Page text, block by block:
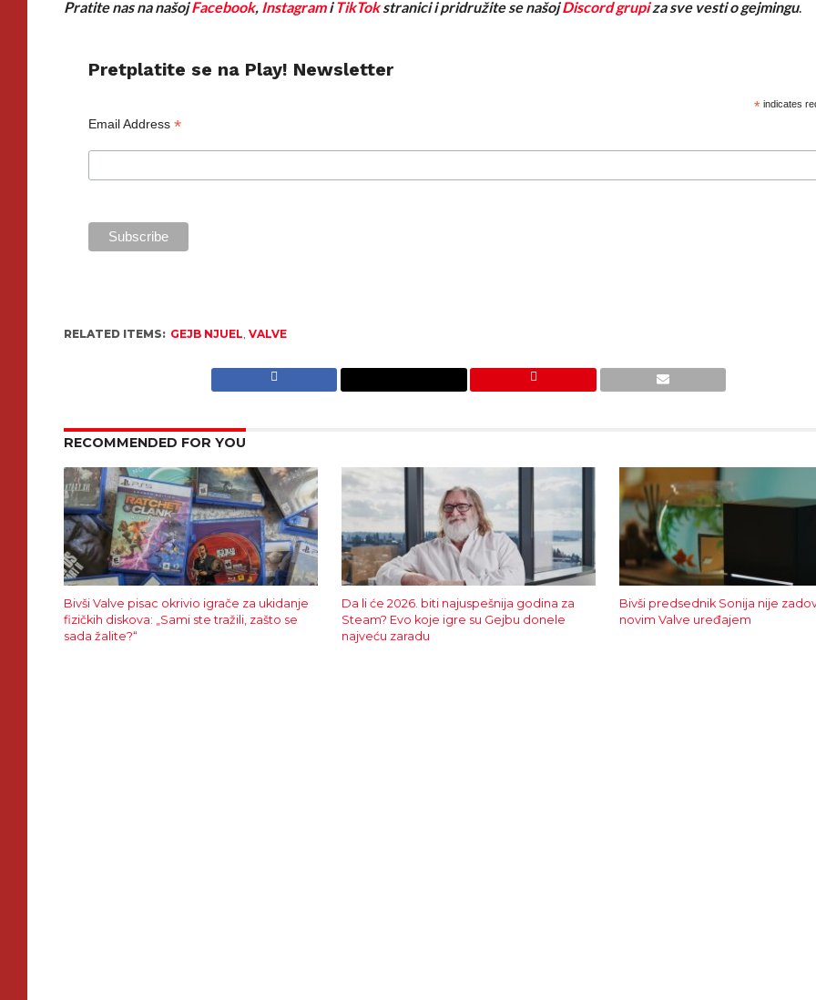
Pratite nas na našojFacebook, InstagramiTikTokstranici i pridružite se našojDiscord grupiza sve vesti o gejmingu.
Pretplatite se na Play! Newsletter
* indicates
Email Address*
RELATED ITEMS: GEJB NJUEL,VALVE
RECOMMENDED FOR YOU
Bivši Valve pisac okrivio igrače za ukidanje
fizičkih diskova: „Sami ste tražili, zašto se
sada žalite?“
Da li će 2026. biti najuspešnija godina za
Steam? Evo koje igre su Gejbu donele
najveću zaradu
Bivši predsednik Sonija nije
novim Valve uređajem